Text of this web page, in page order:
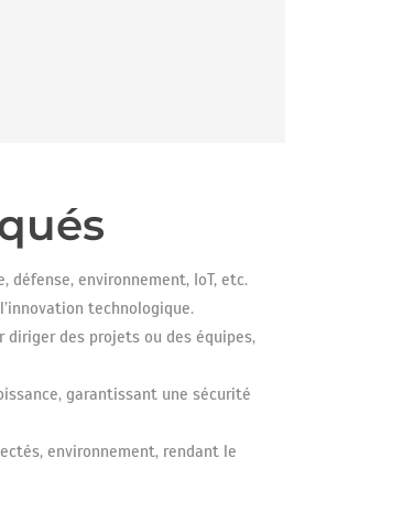
environnement, IoT, etc.
technologique.
des projets ou des équipes,
garantissant une sécurité
environnement, rendant le